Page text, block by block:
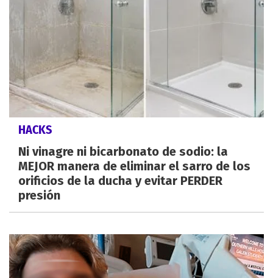
HACKS
Ni vinagre ni bicarbonato de sodio: la
MEJOR manera de eliminar el sarro de los
orificios de la ducha y evitar PERDER
presión